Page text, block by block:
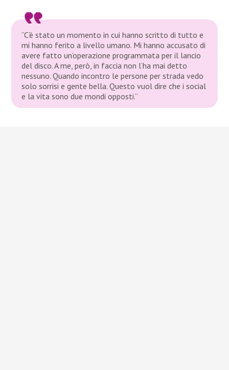
“C’è stato un momento in cui hanno scritto di tutto e
mi hanno ferito a livello umano. Mi hanno accusato di
avere fatto un’operazione programmata per il lancio
del disco. A me, però, in faccia non l’ha mai detto
nessuno. Quando incontro le persone per strada vedo
solo sorrisi e gente bella. Questo vuol dire che i social
e la vita sono due mondi opposti.”